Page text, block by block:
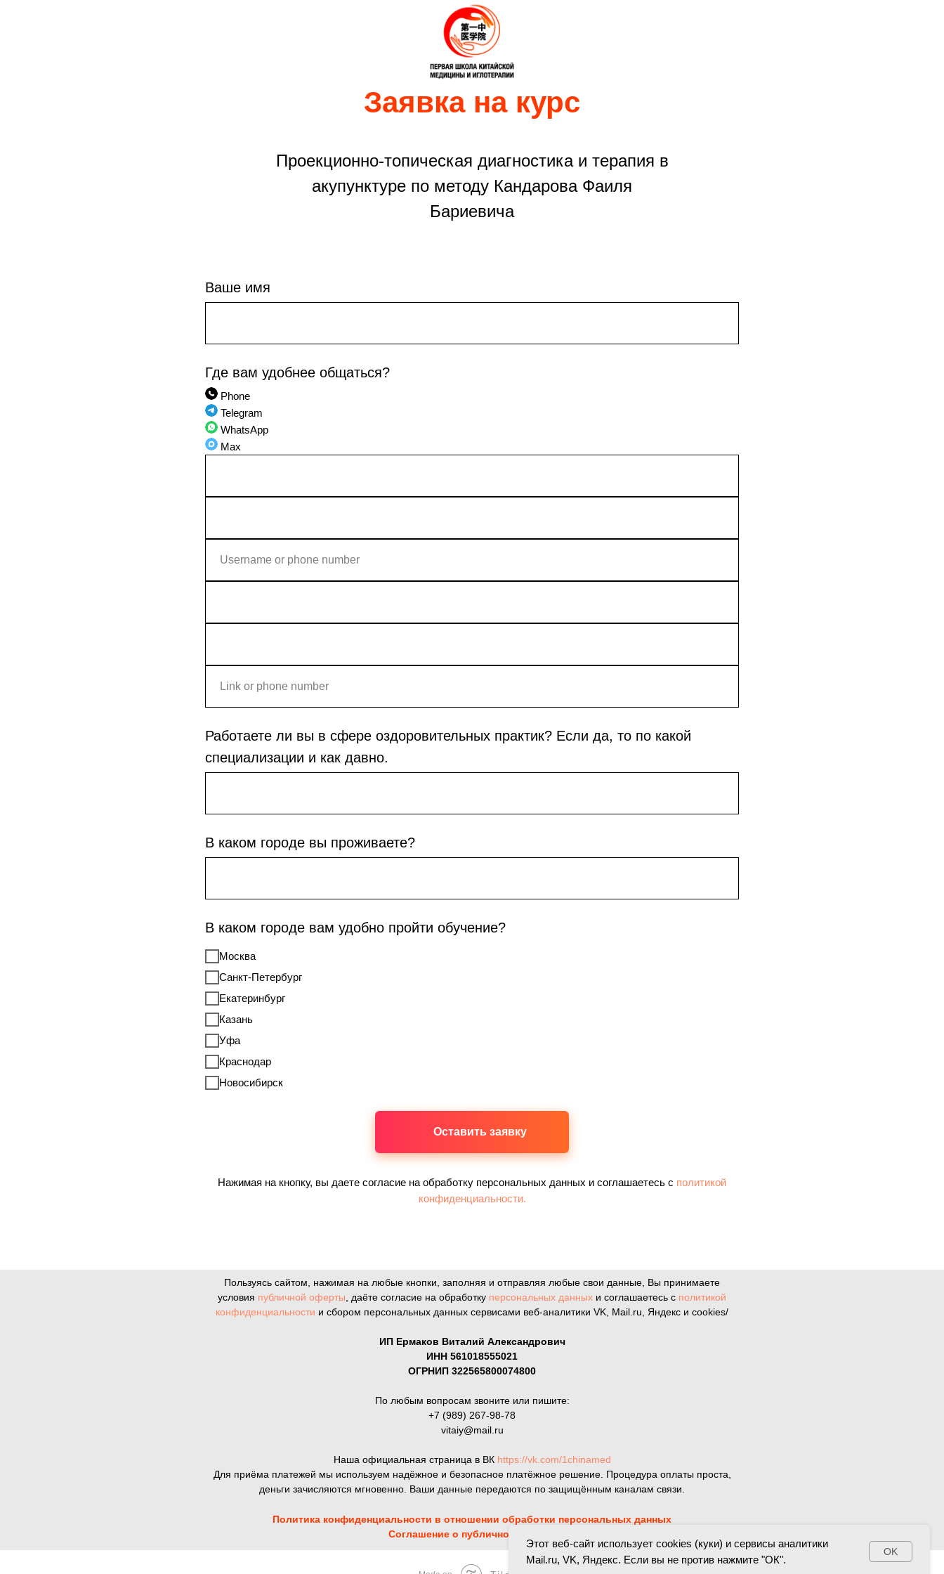
Заявка на курс
Проекционно-топическая диагностика и терапия в
акупунктуре по методу Кандарова Фаиля
Бариевича
Ваше имя
Где вам удобнее общаться?
Phone
Telegram
WhatsApp
Max
Работаете ли вы в сфере оздоровительных практик? Если да, то по какой
специализации и как давно.
В каком городе вы проживаете?
В каком городе вам удобно пройти обучение?
Москва
Санкт-Петербург
Екатеринбург
Казань
Уфа
Краснодар
Новосибирск
Оставить заявку
Нажимая на кнопку, вы даете согласие на обработку персональных данных и соглашаетесь c политикой
конфиденциальности.
Пользуясь сайтом, нажимая на любые кнопки, заполняя и отправляя любые свои данные, Вы принимаете
условия публичной оферты , даёте согласие на обработку персональных данных и соглашаетесь с политикой
конфиденциальности и сбором персональных данных сервисами веб-аналитики VK, Mail.ru, Яндекс и cookies/
ИП Ермаков Виталий Александрович
ИНН 561018555021
ОГРНИП 322565800074800
По любым вопросам звоните или пишите:
+7 (989) 267-98-78
vitaiy@mail.ru
Наша официальная страница в ВК https://vk.com/1chinamed
Для приёма платежей мы используем надёжное и безопасное платёжное решение. Процедура оплаты проста,
деньги зачисляются мгновенно. Ваши данные передаются по защищённым каналам связи.
Политика конфиденциальности в отношении обработки персональных данных
Соглашение о публичной оферте
Этот веб-сайт использует cookies (куки) и сервисы аналитики
Mail.ru, VK, Яндекс. Если вы не против нажмите "ОК".
OK